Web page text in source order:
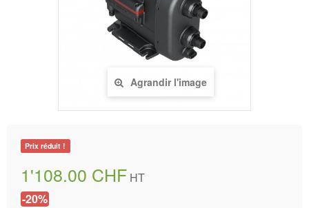
Agrandir l'image
Prix réduit !
1'108.00 CHF HT
-20%